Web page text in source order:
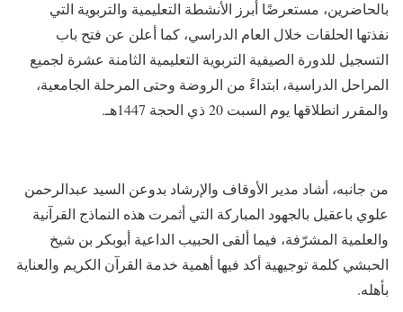
بالحاضرين، مستعرضًا أبرز الأنشطة التعليمية والتربوية التي
نفذتها الحلقات خلال العام الدراسي، كما أعلن عن فتح باب
التسجيل للدورة الصيفية التربوية التعليمية الثامنة عشرة لجميع
المراحل الدراسية، ابتداءً من الروضة وحتى المرحلة الجامعية،
والمقرر انطلاقها يوم السبت 20 ذي الحجة 1447هـ.
من جانبه، أشاد مدير الأوقاف والإرشاد بدوعن السيد عبدالرحمن
علوي باعقيل بالجهود المباركة التي أثمرت هذه النماذج القرآنية
والعلمية المشرّفة، فيما ألقى الحبيب الداعية أبوبكر بن شيخ
الحبشي كلمة توجيهية أكد فيها أهمية خدمة القرآن الكريم والعناية
بأهله.